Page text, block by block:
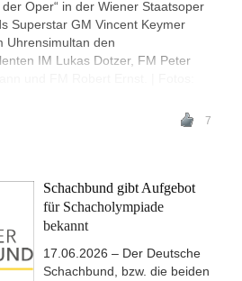
Oper“ in der Wiener Staatsoper
Superstar GM Vincent Keymer
Uhrensimultan den
IM Lukas Dotzer, FM Peter
7
Schachbund gibt Aufgebot
für Schacholympiade
bekannt
17.06.2026 – Der Deutsche
Schachbund, bzw. die beiden